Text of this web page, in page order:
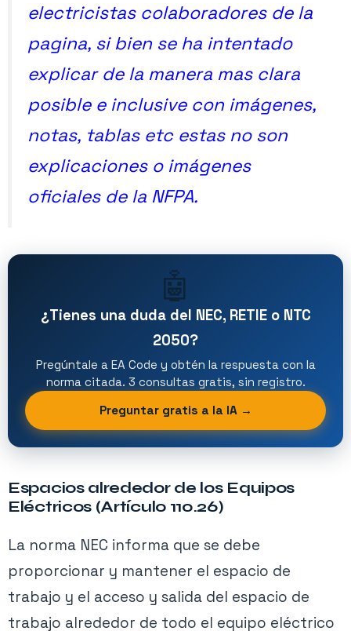
electricistas colaboradores de la
pagina, si bien se ha intentado
explicar de la manera mas clara
posible e inclusive con imágenes,
notas, tablas etc estas no son
explicaciones o imágenes
oficiales de la NFPA.
🤖
¿Tienes una duda del NEC, RETIE o NTC
2050?
Pregúntale a EA Code y obtén la respuesta con la
norma citada. 3 consultas gratis, sin registro.
Preguntar gratis a la IA →
Espacios alrededor de los Equipos
Eléctricos (Artículo 110.26)
La norma NEC informa que se debe
proporcionar y mantener el espacio de
trabajo y el acceso y salida del espacio de
trabajo alrededor de todo el equipo eléctrico